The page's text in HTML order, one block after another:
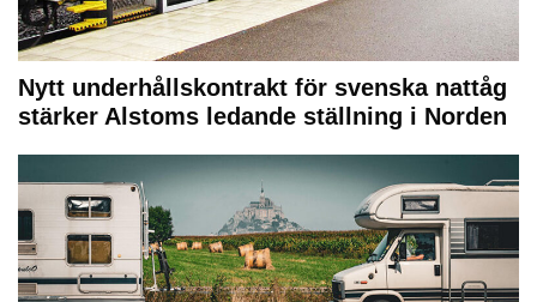
Nytt underhållskontrakt för svenska nattåg
stärker Alstoms ledande ställning i Norden